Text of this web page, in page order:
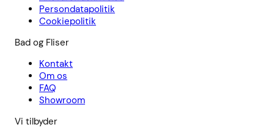
Persondatapolitik
Cookiepolitik
Bad og Fliser
Kontakt
Om os
FAQ
Showroom
Vi tilbyder